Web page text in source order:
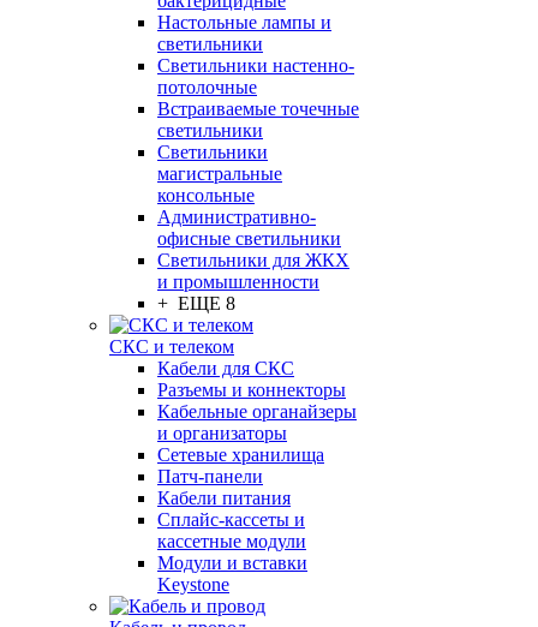
Настольные лампы и
светильники
Светильники настенно-
потолочные
Встраиваемые точечные
светильники
Светильники
магистральные
консольные
Административно-
офисные светильники
Светильники для ЖКХ
и промышленности
+ ЕЩЕ 8
СКС и телеком
Кабели для СКС
Разъемы и коннекторы
Кабельные органайзеры
и организаторы
Сетевые хранилища
Патч-панели
Кабели питания
Сплайс-кассеты и
кассетные модули
Модули и вставки
Keystone